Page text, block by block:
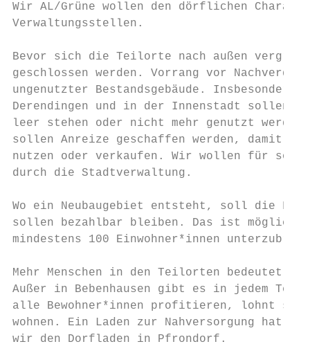
Wir AL/Grüne wollen den dörflichen
Verwaltungsstellen.
Bevor sich die Teilorte nach außen
geschlossen werden. Vorrang vor
ungenutzter Bestandsgebäude.
Derendingen und in der Innenstadt sollen
leer stehen oder nicht mehr genutzt
sollen Anreize geschaffen werden, damit
nutzen oder verkaufen. Wir wollen für
durch die Stadtverwaltung.
Wo ein Neubaugebiet entsteht, soll die
sollen bezahlbar bleiben. Das ist möglich,
mindestens 100 Einwohner*innen
Mehr Menschen in den Teilorten
Außer in Bebenhausen gibt es in jedem
alle Bewohner*innen profitieren, lohnt sich
wohnen. Ein Laden zur Nahversorgung hat
wir den Dorfladen in Pfrondorf.